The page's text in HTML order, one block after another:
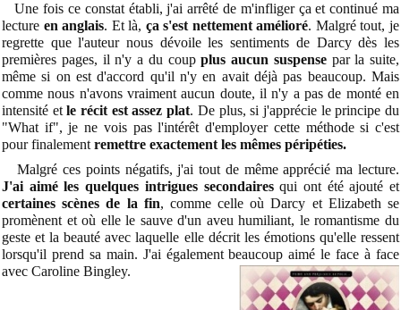
Une fois ce constat établi, j'ai arrêté de m'infliger ça et continué ma
lecture en anglais. Et là, ça s'est nettement amélioré. Malgré tout, je
regrette que l'auteur nous dévoile les sentiments de Darcy dès les
premières pages, il n'y a du coupplus aucun suspensepar la suite,
même si on est d'accord qu'il n'y en avait déjà pas beaucoup. Mais
comme nous n'avons vraiment aucun doute, il n'y a pas de monté en
intensité etle récit est assez plat. De plus, si j'apprécie le principe du
"What if", je ne vois pas l'intérêt d'employer cette méthode si c'est
pour finalementremettre exactement les mêmes péripéties.
Malgré ces points négatifs, j'ai tout de même apprécié ma lecture.
J'ai aimé les quelques intrigues secondairesqui ont été ajouté et
certaines scènes de la fin, comme celle où Darcy et Elizabeth se
promènent et où elle le sauve d'un aveu humiliant, le romantisme du
geste et la beauté avec laquelle elle décrit les émotions qu'elle ressent
lorsqu'il prend sa main. J'ai également beaucoup aimé le face à face
avec Caroline Bingley.